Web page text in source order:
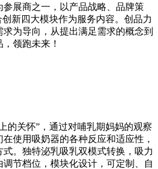
展商之一，以产品战略、品牌策
新四大模块作为服务内容。创品力
为导向，从提出满足需求的概念到
领跑未来！
的关怀”，通过对哺乳期妈妈的观察
使用吸奶器的各种反应和适应性，
。独特泌乳吸乳双模式转换，吸力
节档位，模块化设计，可定制、自